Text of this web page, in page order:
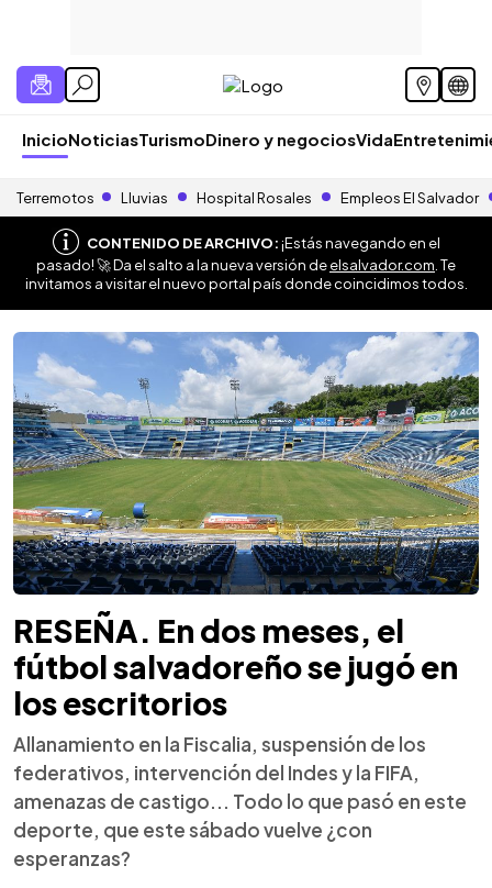
InicioNoticiasTurismoDinero y negociosVida
Terremotos Lluvias Hospital Rosales Empleos El Salvador
CONTENIDO DE ARCHIVO:¡Estás navegando en el
pasado! 🚀 Da el salto a la nueva versión deelsalvador.com . Te
invitamos a visitar el nuevo portal país donde coincidimos todos.
RESEÑA. En dos meses, el
fútbol salvadoreño se jugó en
los escritorios
Allanamiento en la Fiscalia, suspensión de los
federativos, intervención del Indes y la FIFA,
amenazas de castigo... Todo lo que pasó en este
deporte, que este sábado vuelve ¿con
esperanzas?